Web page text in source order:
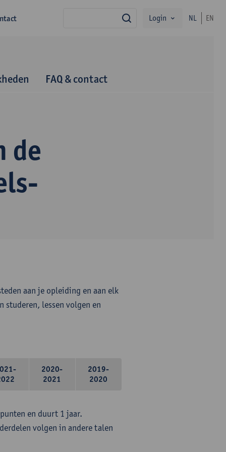
zoekLogin NL EN
FAQ & contact
de
aan je opleiding en aan elk
studeren, lessen volgen en
2020-
2021
2019-
2020
en duurt 1 jaar.
volgen in andere talen